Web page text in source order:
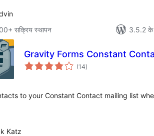
सक्रिय स्थापन
3.5.2 के
Gravity Forms Constant
(14कुल
दर)
to your Constant Contact mailing list
Katz